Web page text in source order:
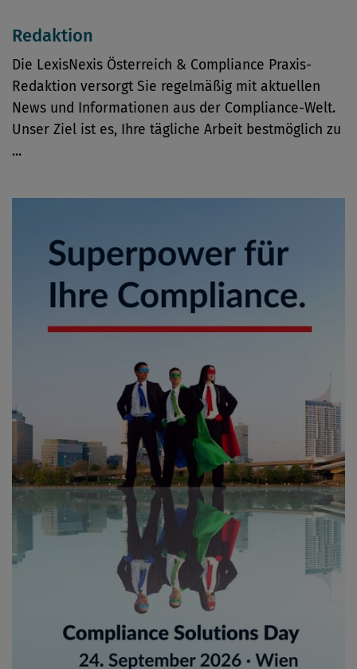
Redaktion
Die LexisNexis Österreich & Compliance Praxis-
Redaktion versorgt Sie regelmäßig mit aktuellen
News und Informationen aus der Compliance-Welt.
Unser Ziel ist es, Ihre tägliche Arbeit bestmöglich zu
...